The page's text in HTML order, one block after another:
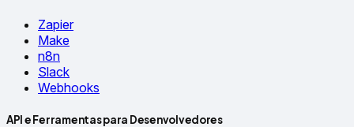
Zapier
Make
n8n
Slack
Webhooks
API e Ferramentas para Desenvolvedores